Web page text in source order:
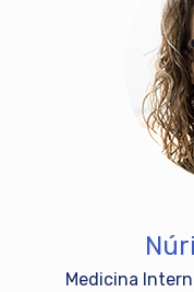
Medicina